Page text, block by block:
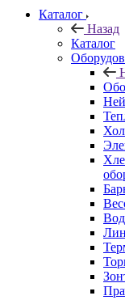
Каталог
Назад
Каталог